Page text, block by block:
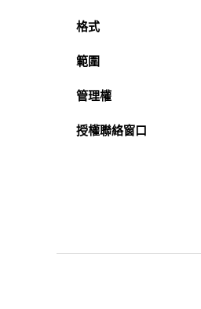
格式
範圍
管理權
授權聯絡窗口